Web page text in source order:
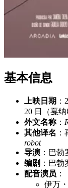
基本信息
上映日期
20 日（戛
外文名称：
其他译名
robot
导演 ：巴
编剧 ：巴
配音演员 ：
伊万